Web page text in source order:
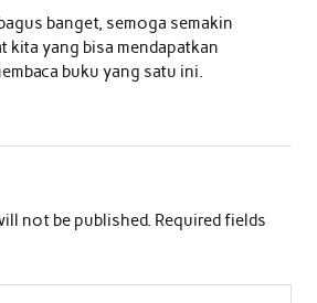
n
banget, semoga semakin
kita yang bisa mendapatkan
buku yang satu ini.
not be published. Required fields